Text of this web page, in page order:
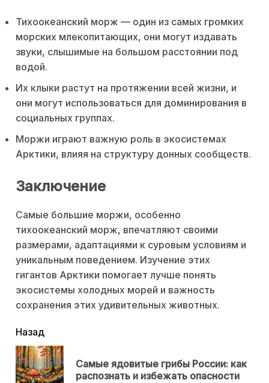
Тихоокеанский морж — один из самых громких
морских млекопитающих, они могут издавать
звуки, слышимые на большом расстоянии под
водой.
Их клыки растут на протяжении всей жизни, и
они могут использоваться для доминирования в
социальных группах.
Моржи играют важную роль в экосистемах
Арктики, влияя на структуру донных сообществ.
Заключение
Самые большие моржи, особенно
тихоокеанский морж, впечатляют своими
размерами, адаптациями к суровым условиям и
уникальным поведением. Изучение этих
гигантов Арктики помогает лучше понять
экосистемы холодных морей и важность
сохранения этих удивительных животных.
читать
еще
Назад
Самые ядовитые грибы России: как
распознать и избежать опасности